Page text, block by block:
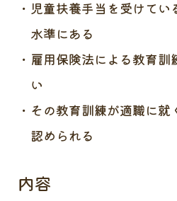
児童扶養手当を受けてい
水準にある
雇用保険法による教育訓
い
その教育訓練が適職に就
認められる
内容